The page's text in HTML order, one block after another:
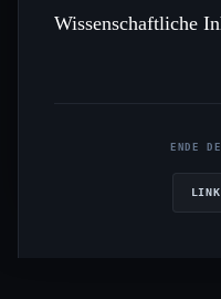
Wissenschaftliche
ENDE